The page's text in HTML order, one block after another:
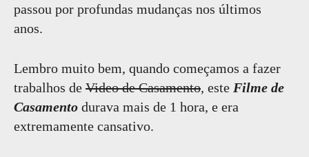
passou por profundas mudanças nos últimos
anos.
Lembro muito bem, quando começamos a fazer
trabalhos de Video de Casamento, este Filme de
Casamento durava mais de 1 hora, e era
extremamente cansativo.